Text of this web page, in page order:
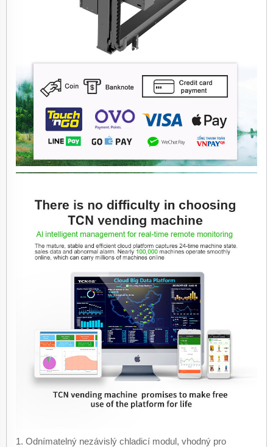
1. Odnímatelný nezávislý chladicí modul, vhodný pro